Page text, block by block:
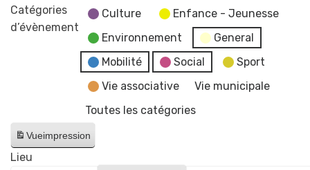
🎤
🎶Les
Initiation
aux
Catégories
d’évènement
Culture
Enfance - Jeunesse
Environnement
General
Mobilité
Social
Sport
Vie associative
Vie municipale
Toutes les catégories
Vueimpression
Lieu